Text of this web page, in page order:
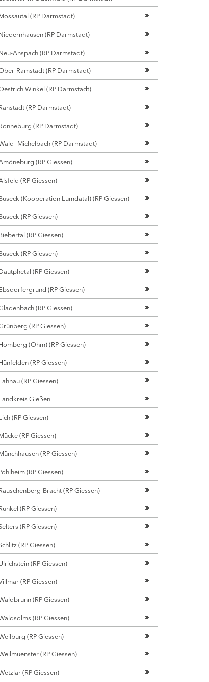
IN SÜDHESSEN (RP DARMSTADT)
Gerau
der Straße
Kommunen
(RP Darmstadt)
(RP Darmstadt)
Anspach (RP Darmstadt)
Ramstadt (RP Darmstadt)
Winkel (RP Darmstadt)
(RP Darmstadt)
(RP Darmstadt)
Michelbach (RP Darmstadt)
(RP Giessen)
(RP Giessen)
(Kooperation Lumdatal) (RP Giessen)
(RP Giessen)
(RP Giessen)
(RP Giessen)
(RP Giessen)
(RP Giessen)
(RP Giessen)
(RP Giessen)
(Ohm) (RP Giessen)
(RP Giessen)
(RP Giessen)
Gießen
(RP Giessen)
(RP Giessen)
(RP Giessen)
(RP Giessen)
Bracht (RP Giessen)
(RP Giessen)
(RP Giessen)
(RP Giessen)
(RP Giessen)
(RP Giessen)
(RP Giessen)
(RP Giessen)
(RP Giessen)
(RP Giessen)
(RP Giessen)